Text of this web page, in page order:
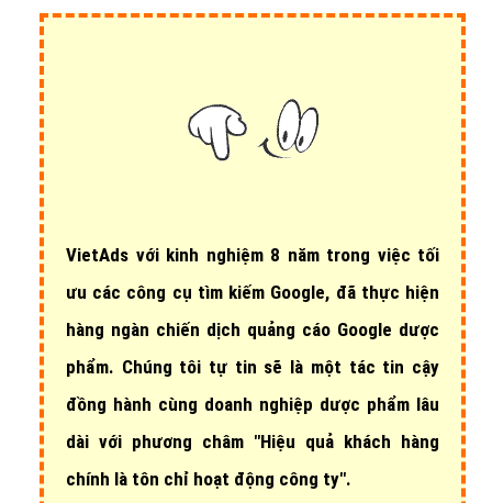
VietAds với kinh nghiệm 8 nămtrong việc tối
ưu các công cụ tìm kiếm Google, đã thực hiện
hàng ngàn chiến dịch quảng cáo Google dược
phẩm. Chúng tôi tự tin sẽ là một tác tin cậy
đồng hành cùng doanh nghiệp dược phẩm lâu
dài với phương châm "Hiệu quả khách hàng
chính là tôn chỉ hoạt động công ty".